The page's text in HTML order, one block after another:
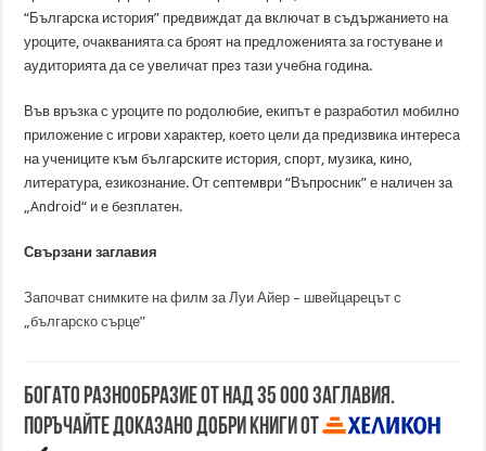
“Българска история” предвиждат да включат в съдържанието на
уроците, очакванията са броят на предложенията за гостуване и
аудиторията да се увеличат през тази учебна година.
Във връзка с уроците по родолюбие, екипът е разработил мобилно
приложение с игрови характер, което цели да предизвика интереса
на учениците към българските история, спорт, музика, кино,
литература, езикознание. От септември “Въпросник” е наличен за
„Android“ и е безплатен.
Свързани заглавия
Започват снимките на филм за Луи Айер – швейцарецът с
„българско сърце”
Богато разнообразие от над 35 000 заглавия.
Поръчайте доказано добри книги от